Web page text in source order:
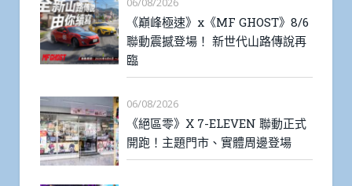
最新文章
06/08/2026
《巔峰極速》x《MF GHOST》8/6
06/08/2026